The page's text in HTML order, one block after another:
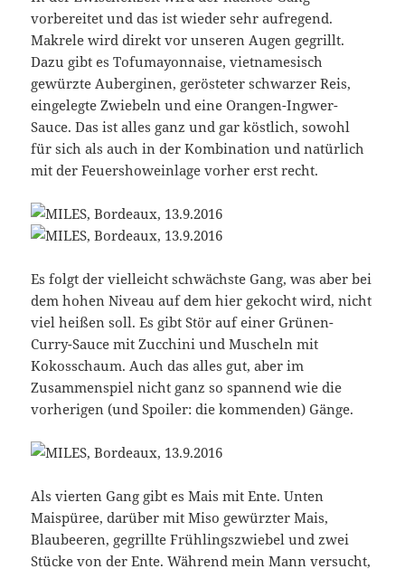
vorbereitet und das ist wieder sehr aufregend.
Makrele wird direkt vor unseren Augen gegrillt.
Dazu gibt es Tofumayonnaise, vietnamesisch
gewürzte Auberginen, gerösteter schwarzer Reis,
eingelegte Zwiebeln und eine Orangen-Ingwer-
Sauce. Das ist alles ganz und gar köstlich, sowohl
für sich als auch in der Kombination und natürlich
mit der Feuershoweinlage vorher erst recht.
Es folgt der vielleicht schwächste Gang, was aber bei
dem hohen Niveau auf dem hier gekocht wird, nicht
viel heißen soll. Es gibt Stör auf einer Grünen-
Curry-Sauce mit Zucchini und Muscheln mit
Kokosschaum. Auch das alles gut, aber im
Zusammenspiel nicht ganz so spannend wie die
vorherigen (und Spoiler: die kommenden) Gänge.
Als vierten Gang gibt es Mais mit Ente. Unten
Maispüree, darüber mit Miso gewürzter Mais,
Blaubeeren, gegrillte Frühlingszwiebel und zwei
Stücke von der Ente. Während mein Mann versucht,